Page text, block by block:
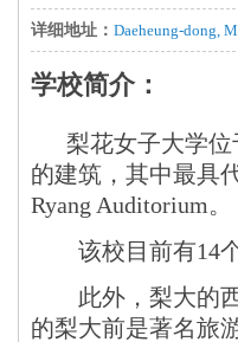
详细地址： Daeheung-dong,
学校简介：
梨花女子大学
的建筑，其中最具
Ryang Auditorium。
该校目前有14个
此外，梨大的西
的梨大前是著名旅